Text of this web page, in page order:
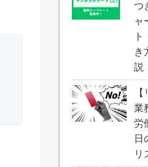
つ
ャ
き
説
業
労
日
リ